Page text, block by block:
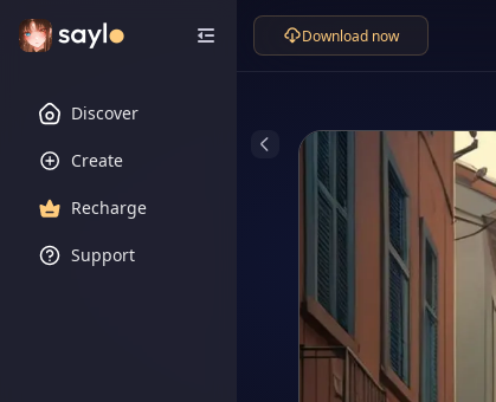
Discover
Create
Recharge
Support
Download now